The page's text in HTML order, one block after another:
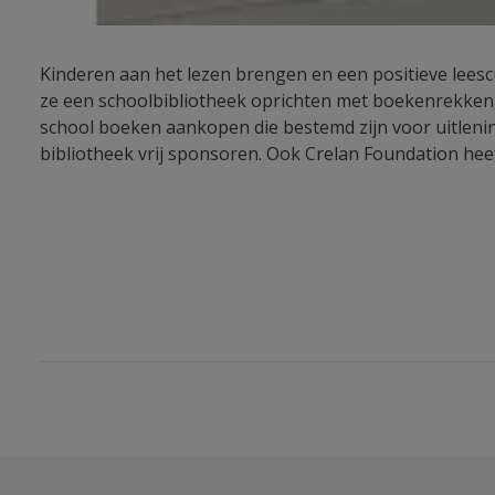
Kinderen aan het lezen brengen en een positieve
ze een schoolbibliotheek oprichten met
school boeken aankopen die bestemd zijn voor
bibliotheek vrij sponsoren. Ook Crelan Foundation